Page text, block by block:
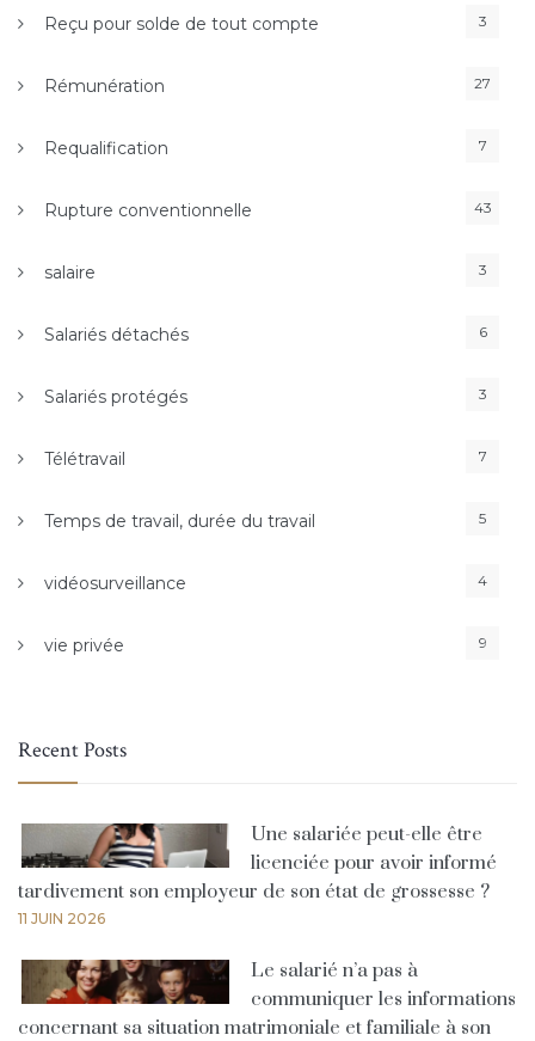
Reçu pour solde de tout compte 3
Rémunération 27
Requalification 7
Rupture conventionnelle 43
salaire 3
Salariés détachés 6
Salariés protégés 3
Télétravail 7
Temps de travail, durée du travail 5
vidéosurveillance 4
vie privée 9
Recent Posts
Une salariée peut-elle être
licenciée pour avoir informé
tardivement son employeur de son état de grossesse ?
11 JUIN 2026
Le salarié n’a pas à
communiquer les informations
concernant sa situation matrimoniale et familiale à son